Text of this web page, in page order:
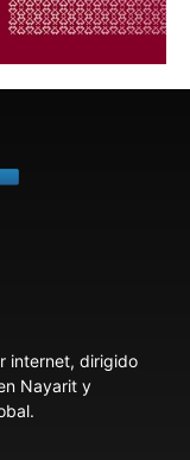
internet, dirigido
Nayarit y